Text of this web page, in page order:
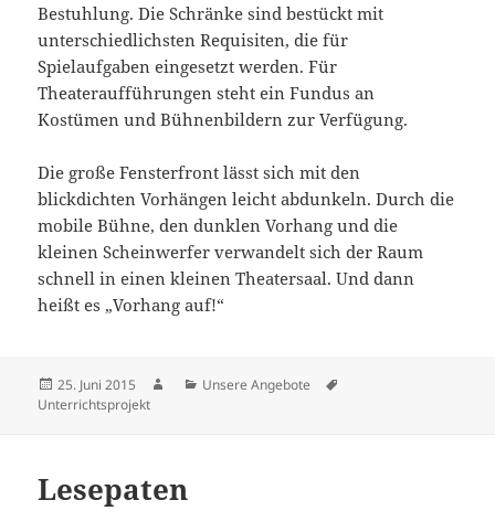
Bestuhlung. Die Schränke sind bestückt mit
unterschiedlichsten Requisiten, die für
Spielaufgaben eingesetzt werden. Für
Theateraufführungen steht ein Fundus an
Kostümen und Bühnenbildern zur Verfügung.
Die große Fensterfront lässt sich mit den
blickdichten Vorhängen leicht abdunkeln. Durch die
mobile Bühne, den dunklen Vorhang und die
kleinen Scheinwerfer verwandelt sich der Raum
schnell in einen kleinen Theatersaal. Und dann
heißt es „Vorhang auf!“
Veröffentlicht
am
25. Juni 2015 Autor Kategorien
Unsere Angebote
Unterrichtsprojekt
Lesepaten